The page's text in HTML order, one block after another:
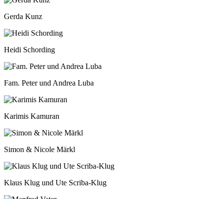
Gerda Kunz
Heidi Schording
Fam. Peter und Andrea Luba
Karimis Kamuran
Simon & Nicole Märkl
Klaus Klug und Ute Scriba-Klug